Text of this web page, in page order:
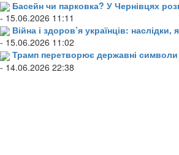
Басейн чи парковка? У Чернівцях
- 15.06.2026 11:11
Війна і здоров’я українців:
- 15.06.2026 11:02
Трамп перетворює державні
- 14.06.2026 22:38